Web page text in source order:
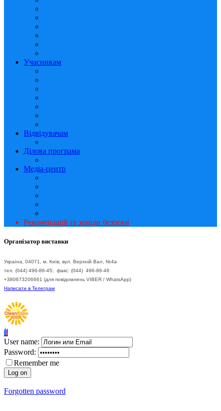
Учасникам
Відвідувачам
Ділова програма
Медіа-центр
Рекомендації та заходи безпеки
Організатор виставки
Україна, 04071, м. Київ, вул. Верхній Вал, №4а
тел. (044) 496-86-45; факс: (044) 496-86-46
+380673206661 (для повідомлень VIBER / WhatsApp)
Написати в Телеграм
User name:
Password:
Remember me
Forgotten password